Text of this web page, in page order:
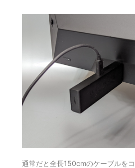
通常だと全長150cmのケーブルを